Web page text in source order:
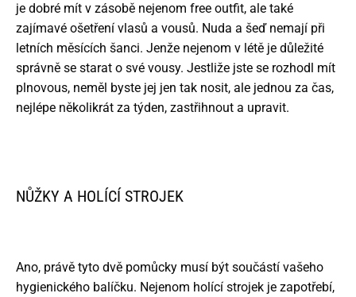
je dobré mít v zásobě nejenom free outfit, ale také
zajímavé ošetření vlasů a vousů. Nuda a šeď nemají při
letních měsících šanci. Jenže nejenom v létě je důležité
správně se starat o své vousy. Jestliže jste se rozhodl mít
plnovous, neměl byste jej jen tak nosit, ale jednou za čas,
nejlépe několikrát za týden, zastřihnout a upravit.
NŮŽKY A HOLÍCÍ STROJEK
Ano, právě tyto dvě pomůcky musí být součástí vašeho
hygienického balíčku. Nejenom holící strojek je zapotřebí,